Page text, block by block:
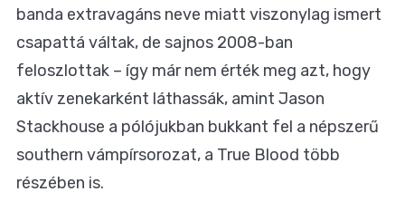
banda extravagáns neve miatt viszonylag ismert
csapattá váltak, de sajnos 2008-ban
feloszlottak – így már nem érték meg azt, hogy
aktív zenekarként láthassák, amint Jason
Stackhouse a pólójukban bukkant fel a népszerű
southern vámpírsorozat, a True Blood több
részében is.